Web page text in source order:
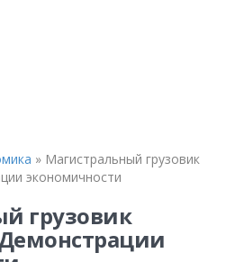
» Магистральный грузовик
экономичности
грузовик